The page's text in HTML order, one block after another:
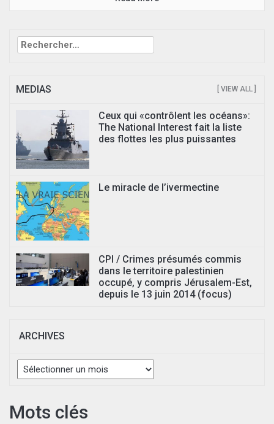
Rechercher :
MEDIAS [ VIEW ALL ]
Ceux qui «contrôlent les océans»:
The National Interest fait la liste
des flottes les plus puissantes
Le miracle de l’ivermectine
CPI / Crimes présumés commis
dans le territoire palestinien
occupé, y compris Jérusalem-Est,
depuis le 13 juin 2014 (focus)
ARCHIVES
Archives
Mots clés